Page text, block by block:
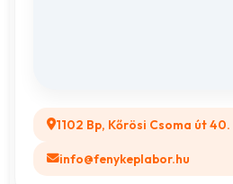
1102 Bp, Kőrösi Csoma út 40.
info@fenykeplabor.hu